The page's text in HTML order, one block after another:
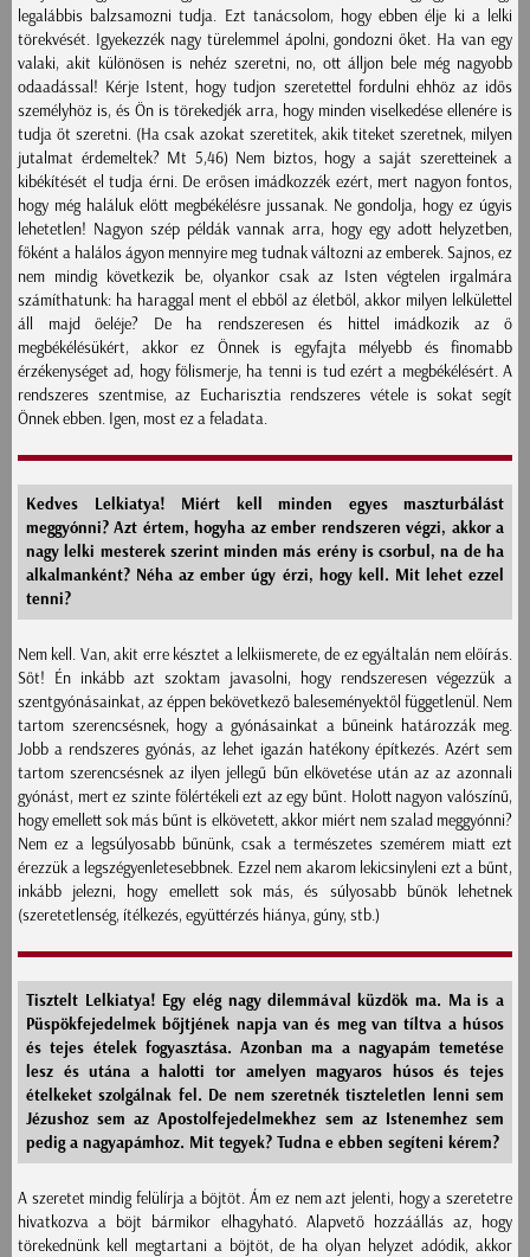
legalábbis balzsamozni tudja. Ezt tanácsolom, hogy ebben élje ki a lelki
törekvését. Igyekezzék nagy türelemmel ápolni, gondozni őket. Ha van egy
valaki, akit különösen is nehéz szeretni, no, ott álljon bele még nagyobb
odaadással! Kérje Istent, hogy tudjon szeretettel fordulni ehhöz az idős
személyhöz is, és Ön is törekedjék arra, hogy minden viselkedése ellenére is
tudja őt szeretni. (Ha csak azokat szeretitek, akik titeket szeretnek, milyen
jutalmat érdemeltek? Mt 5,46) Nem biztos, hogy a saját szeretteinek a
kibékítését el tudja érni. De erősen imádkozzék ezért, mert nagyon fontos,
hogy még haláluk előtt megbékélésre jussanak. Ne gondolja, hogy ez úgyis
lehetetlen! Nagyon szép példák vannak arra, hogy egy adott helyzetben,
főként a halálos ágyon mennyire meg tudnak változni az emberek. Sajnos, ez
nem mindig következik be, olyankor csak az Isten végtelen irgalmára
számíthatunk: ha haraggal ment el ebből az életből, akkor milyen lelkülettel
áll majd őeléje? De ha rendszeresen és hittel imádkozik az ő
megbékélésükért, akkor ez Önnek is egyfajta mélyebb és finomabb
érzékenységet ad, hogy fölismerje, ha tenni is tud ezért a megbékélésért. A
rendszeres szentmise, az Eucharisztia rendszeres vétele is sokat segít
Önnek ebben. Igen, most ez a feladata.
Kedves Lelkiatya! Miért kell minden egyes maszturbálást
meggyónni? Azt értem, hogyha az ember rendszeren végzi, akkor a
nagy lelki mesterek szerint minden más erény is csorbul, na de ha
alkalmanként? Néha az ember úgy érzi, hogy kell. Mit lehet ezzel
tenni?
Nem kell. Van, akit erre késztet a lelkiismerete, de ez egyáltalán nem előírás.
Sőt! Én inkább azt szoktam javasolni, hogy rendszeresen végezzük a
szentgyónásainkat, az éppen bekövetkező baleseményektől függetlenül. Nem
tartom szerencsésnek, hogy a gyónásainkat a bűneink határozzák meg.
Jobb a rendszeres gyónás, az lehet igazán hatékony építkezés. Azért sem
tartom szerencsésnek az ilyen jellegű bűn elkövetése után az az azonnali
gyónást, mert ez szinte fölértékeli ezt az egy bűnt. Holott nagyon valószínű,
hogy emellett sok más bűnt is elkövetett, akkor miért nem szalad meggyónni?
Nem ez a legsúlyosabb bűnünk, csak a természetes szemérem miatt ezt
érezzük a legszégyenletesebbnek. Ezzel nem akarom lekicsinyleni ezt a bűnt,
inkább jelezni, hogy emellett sok más, és súlyosabb bűnök lehetnek
(szeretetlenség, ítélkezés, együttérzés hiánya, gúny, stb.)
Tisztelt Lelkiatya! Egy elég nagy dilemmával küzdök ma. Ma is a
Püspökfejedelmek bőjtjének napja van és meg van tíltva a húsos
és tejes ételek fogyasztása. Azonban ma a nagyapám temetése
lesz és utána a halotti tor amelyen magyaros húsos és tejes
ételkeket szolgálnak fel. De nem szeretnék tiszteletlen lenni sem
Jézushoz sem az Apostolfejedelmekhez sem az Istenemhez sem
pedig a nagyapámhoz. Mit tegyek? Tudna e ebben segíteni kérem?
A szeretet mindig felülírja a böjtöt. Ám ez nem azt jelenti, hogy a szeretetre
hivatkozva a böjt bármikor elhagyható. Alapvető hozzáállás az, hogy
törekednünk kell megtartani a böjtöt, de ha olyan helyzet adódik, akkor